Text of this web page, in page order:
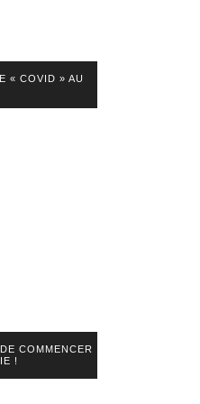
« COVID » AU
COMMENCER
!